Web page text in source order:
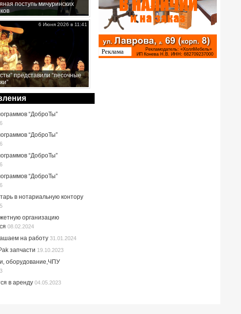
поступь мичуринских
представили “песочные
6 Июня 2026 в 11:41
“ДоброТы”
“ДоброТы”
“ДоброТы”
“ДоброТы”
в нотариальную контору
организацию
08.02.2024
на работу 31.01.2024
запчасти 19.10.2023
оборудование,ЧПУ
в аренду 04.05.2023